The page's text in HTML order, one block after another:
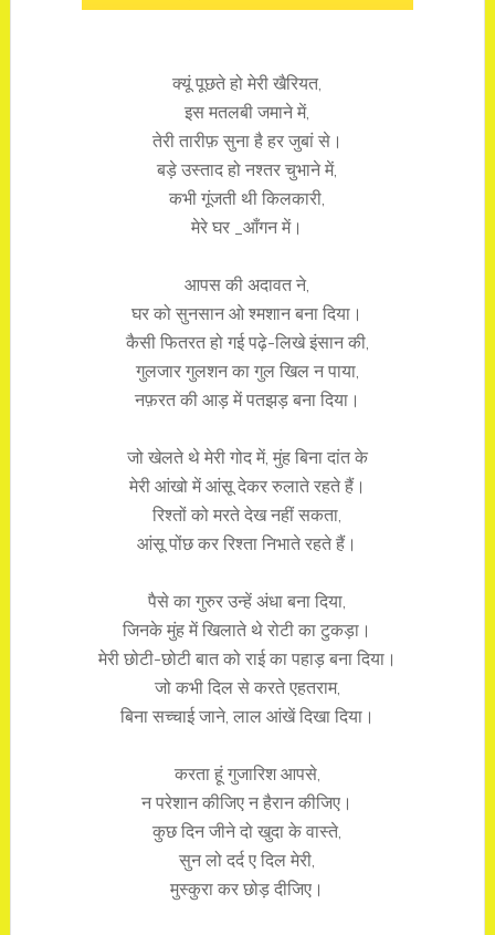
क्यूं पूछते हो मेरी खैरियत,
इस मतलबी जमाने में,
तेरी तारीफ़ सुना है हर जुबां से।
बड़े उस्ताद हो नश्तर चुभाने में,
कभी गूंजती थी किलकारी,
मेरे घर _आँगन में।
आपस की अदावत ने,
घर को सुनसान ओ श्मशान बना दिया।
कैसी फितरत हो गई पढ़े-लिखे इंसान की,
गुलजार गुलशन का गुल खिल न पाया,
नफ़रत की आड़ में पतझड़ बना दिया।
जो खेलते थे मेरी गोद में, मुंह बिना दांत के
मेरी आंखो में आंसू देकर रुलाते रहते हैं।
रिश्तों को मरते देख नहीं सकता,
आंसू पोंछ कर रिश्ता निभाते रहते हैं।
पैसे का गुरुर उन्हें अंधा बना दिया,
जिनके मुंह में खिलाते थे रोटी का टुकड़ा।
मेरी छोटी-छोटी बात को राई का पहाड़ बना दिया।
जो कभी दिल से करते एहतराम,
बिना सच्चाई जाने, लाल आंखें दिखा दिया।
करता हूं गुजारिश आपसे,
न परेशान कीजिए न हैरान कीजिए।
कुछ दिन जीने दो खुदा के वास्ते,
सुन लो दर्द ए दिल मेरी,
मुस्कुरा कर छोड़ दीजिए।